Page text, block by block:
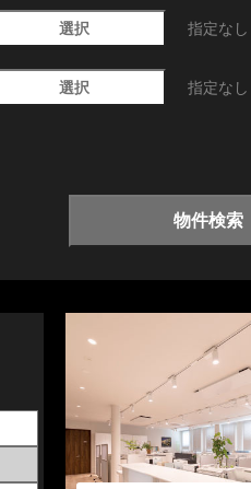
選択 指定なし
選択 指定なし
物件検索